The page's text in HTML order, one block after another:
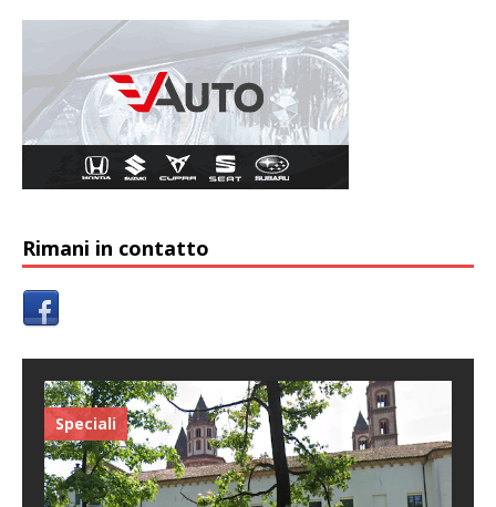
Rimani in contatto
Speciali